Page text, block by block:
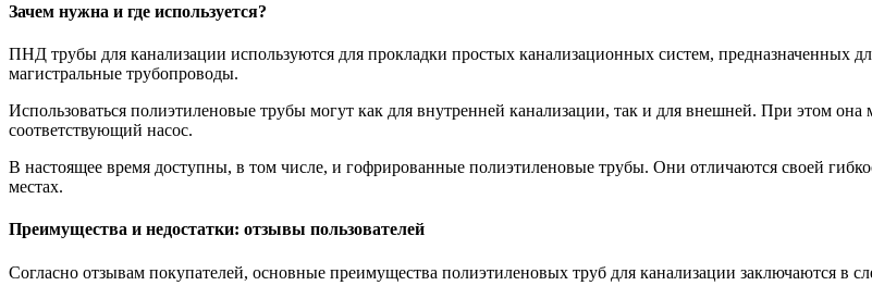
Зачем нужна и где используется?
ПНД трубы для канализации используются для прокладки простых канализационных систем, предназначенных
магистральные трубопроводы.
Использоваться полиэтиленовые трубы могут как для внутренней канализации, так и для внешней. При этом
соответствующий насос.
В настоящее время доступны, в том числе, и гофрированные полиэтиленовые трубы. Они отличаются своей
местах.
Преимущества и недостатки: отзывы пользователей
Согласно отзывам покупателей, основные преимущества полиэтиленовых труб для канализации заключаются в